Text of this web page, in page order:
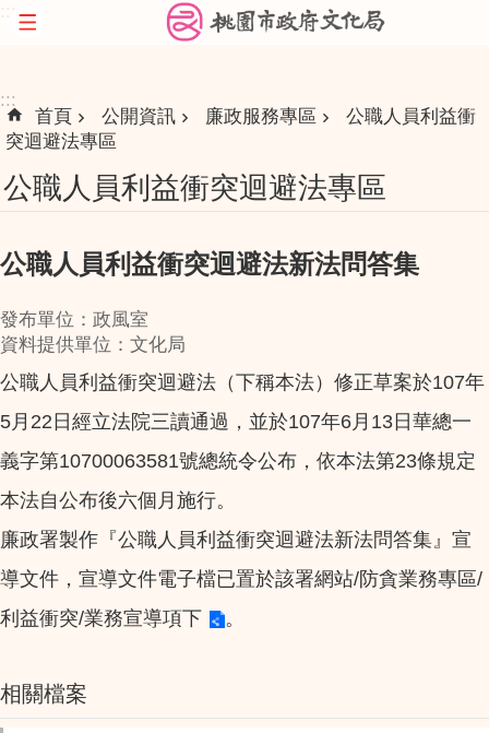
跳到主要內容區塊
:::
首頁 公開資訊 廉政服務專區
公職人員利益衝
突迴避法專區
公職人員利益衝突迴避法專區
公職人員利益衝突迴避法新法問答集
發布單位：政風室
資料提供單位：文化局
公職人員利益衝突迴避法（下稱本法）修正草案於107年
5月22日經立法院三讀通過，並於107年6月13日華總一
義字第10700063581號總統令公布，依本法第23條規定
本法自公布後六個月施行。
廉政署製作『公職人員利益衝突迴避法新法問答集』宣
導文件，宣導文件電子檔已置於該署網站/防貪業務專區/
利益衝突/業務宣導項下
。
相關檔案